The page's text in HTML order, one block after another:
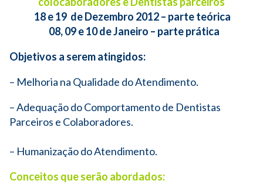
18 e 19 de Dezembro 2012 – parte teórica
08, 09 e 10 de Janeiro – parte prática
Objetivos a serem atingidos:
– Melhoria na Qualidade do Atendimento.
– Adequação do Comportamento de Dentistas
Parceiros e Colaboradores.
– Humanização do Atendimento.
Conceitos que serão abordados: